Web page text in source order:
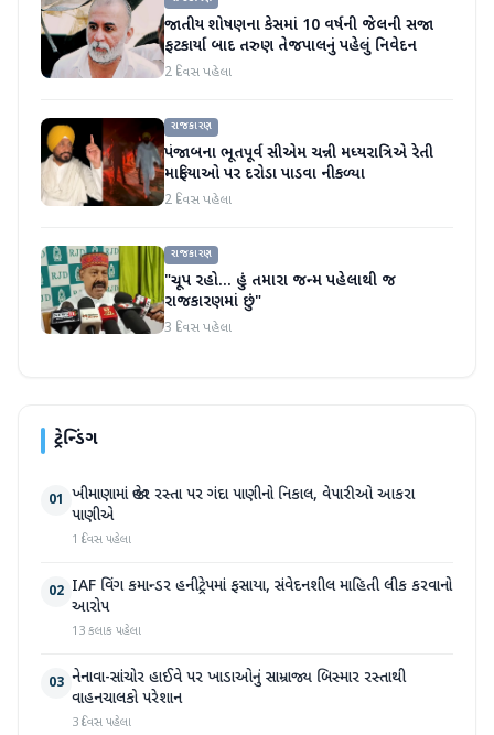
જાતીય શોષણના કેસમાં 10 વર્ષની જેલની સજા
ફટકાર્યા બાદ તરુણ તેજપાલનું પહેલું નિવેદન
2 દિવસ પહેલા
રાજકારણ
પંજાબના ભૂતપૂર્વ સીએમ ચન્ની મધ્યરાત્રિએ રેતી
માફિયાઓ પર દરોડા પાડવા નીકળ્યા
2 દિવસ પહેલા
રાજકારણ
"ચૂપ રહો... હું તમારા જન્મ પહેલાથી જ
રાજકારણમાં છું"
3 દિવસ પહેલા
ટ્રેન્ડિંગ
01 ખીમાણામાં જાહેર રસ્તા પર ગંદા પાણીનો નિકાલ, વેપારીઓ આકરા
પાણીએ
1 દિવસ પહેલા
02 IAF વિંગ કમાન્ડર હનીટ્રેપમાં ફસાયા, સંવેદનશીલ માહિતી લીક કરવાનો
આરોપ
13 કલાક પહેલા
03 નેનાવા-સાંચોર હાઈવે પર ખાડાઓનું સામ્રાજ્ય બિસ્માર રસ્તાથી
વાહનચાલકો પરેશાન
3 દિવસ પહેલા